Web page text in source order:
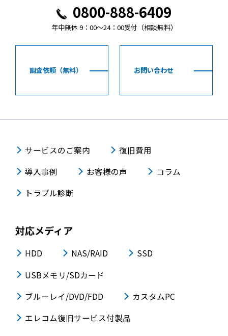
0800-888-6409
年中無休 9：00～24：00受付（相談無料）
調査依頼（無料） お問い合わせ
サービスのご案内
復旧費用
導入事例
お客様の声
コラム
トラブル診断
対応メディア
HDD NAS/RAID
SSD
USBメモリ/SDカード
ブルーレイ/DVD/FDD
カスタムPC
エレコム復旧サービス付製品